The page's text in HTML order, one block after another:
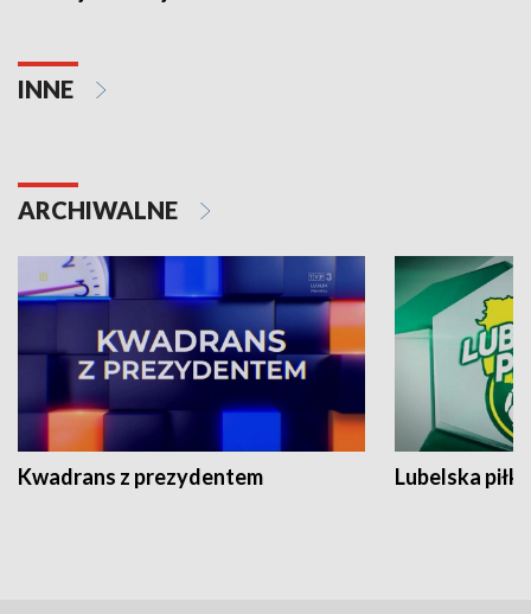
INNE
ARCHIWALNE
Kwadrans z prezydentem Lubelska piłka